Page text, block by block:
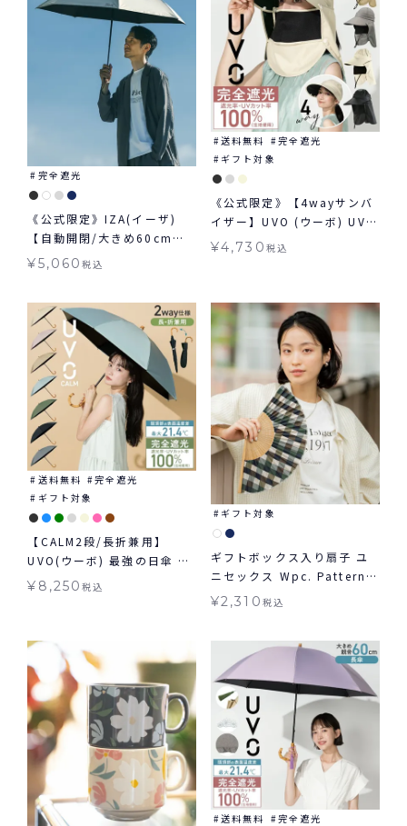
完全遮光
《公式限定》IZA(イーザ)
【自動開閉/大きめ60cm】
AUTOMATIC & SAFE 60cm
め 自動開閉傘 晴雨兼用 ギフ
ト対象
¥5,060税込
送料無料
完全遮光
ギフト対象
《公式限定》【4wayサンバ
イザー】UVO (ウーボ) UVカ
ット 帽子 ギフト対象 ≪送料
¥4,730 税込
送料無料
完全遮光
ギフト対象
【CALM2段/長折兼用】
UVO(ウーボ) 最強の日傘 カ
ーム 2way 折りたたみ 長傘
¥ 8,250税込
ギフト対象
ギフトボックス入り扇子 ユ
ニセックス Wpc. Patterns
ギフト対象 グッズ ≪メール
¥2,310 税込
送料無料 完全遮光